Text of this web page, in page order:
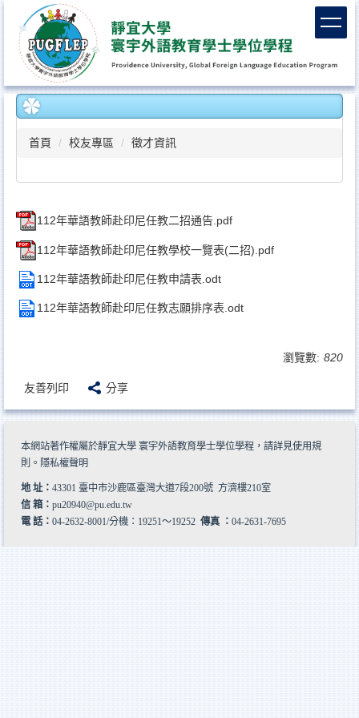
容
區
首頁 校友專區 徵才資訊
112年華語教師赴印尼任教二招通告.pdf
112年華語教師赴印尼任教學校一覽表(二招).pdf
112年華語教師赴印尼任教申請表.odt
112年華語教師赴印尼任教志願排序表.odt
瀏覽數: 820
友善列印 分享
本網站著作權屬於靜宜大學 寰宇外語教育學士學位學程，請詳見使用規
則 。 隱私權聲明
地 址： 43301 臺中市沙鹿區臺灣大道7段200號 方濟樓210室
信 箱： pu20940@pu.edu.tw
電 話： 04-2632-8001/分機：19251～19252 傳真 ： 04-2631-7695